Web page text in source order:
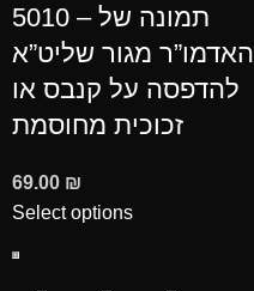
5010 – תמונה של
האדמו”ר מגור שליט”א
להדפסה על קנבס או
זכוכית מחוסמת
69.00 ₪
Select options